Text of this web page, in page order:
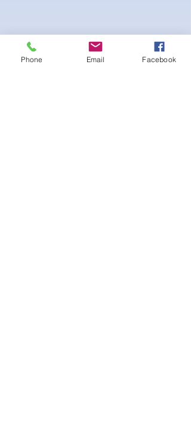
Stretch Polyester Nylon with back pocket
Phone Email Facebook